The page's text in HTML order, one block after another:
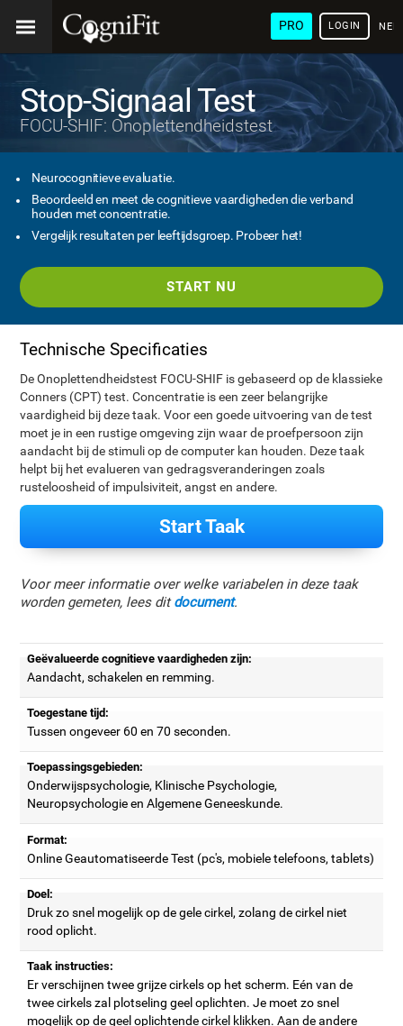
PRO LOGIN
Stop-Signaal Test
FOCU-SHIF: Onoplettendheidstest
Neurocognitieve evaluatie.
Beoordeeld en meet de cognitieve vaardigheden die verband
houden met concentratie.
Vergelijk resultaten per leeftijdsgroep. Probeer het!
START NU
Technische Specificaties
De Onoplettendheidstest FOCU-SHIF is gebaseerd op de klassieke
Conners (CPT) test. Concentratie is een zeer belangrijke
vaardigheid bij deze taak. Voor een goede uitvoering van de test
moet je in een rustige omgeving zijn waar de proefpersoon zijn
aandacht bij de stimuli op de computer kan houden. Deze taak
helpt bij het evalueren van gedragsveranderingen zoals
rusteloosheid of impulsiviteit, angst en andere.
Start Taak
Voor meer informatie over welke variabelen in deze taak
worden gemeten, lees ditdocument.
Geëvalueerde cognitieve vaardigheden zijn:
Aandacht, schakelen en remming.
Toegestane tijd:
Tussen ongeveer 60 en 70 seconden.
Toepassingsgebieden:
Onderwijspsychologie, Klinische Psychologie,
Neuropsychologie en Algemene Geneeskunde.
Format:
Online Geautomatiseerde Test (pc's, mobiele telefoons, tablets)
Doel:
Druk zo snel mogelijk op de gele cirkel, zolang de cirkel niet
rood oplicht.
Taak instructies:
Er verschijnen twee grijze cirkels op het scherm. Eén van de
twee cirkels zal plotseling geel oplichten. Je moet zo snel
mogelijk op de geel oplichtende cirkel klikken. Aan de andere